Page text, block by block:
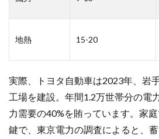
地熱 15-20
実際、トヨタ自動車は2023年、岩
工場を建設。年間1.2万世帯分の電
力需要の40%を賄っています。家
鍵で、東京電力の調査によると、